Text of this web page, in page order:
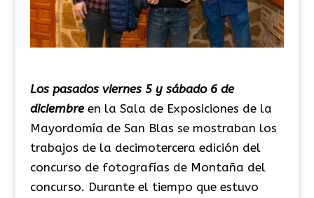
Los pasados viernes 5 y sábado 6 de
diciembre en la Sala de Exposiciones de la
Mayordomía de San Blas se mostraban los
trabajos de la decimotercera edición del
concurso de fotografías de Montaña del
concurso. Durante el tiempo que estuvo